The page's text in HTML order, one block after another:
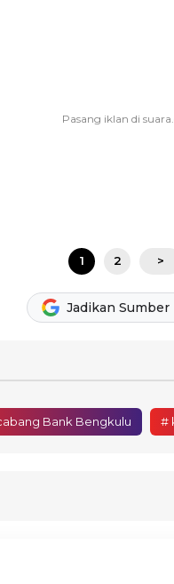
1 2 >
Jadikan Sumber
Bank Bengkulu #